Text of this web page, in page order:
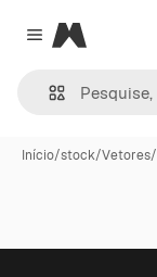
Close menu
Magnific
Início/stock/Vetores/